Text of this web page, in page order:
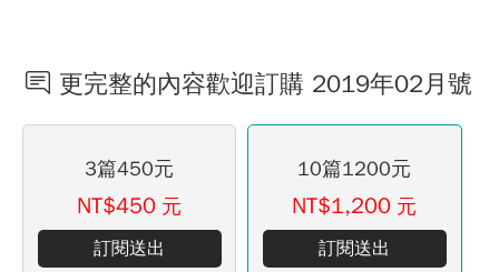
更完整的內容歡迎訂購 2019年02月號
3篇450元
NT$450 元
訂閱送出
10篇1200元
NT$1,200 元
訂閱送出